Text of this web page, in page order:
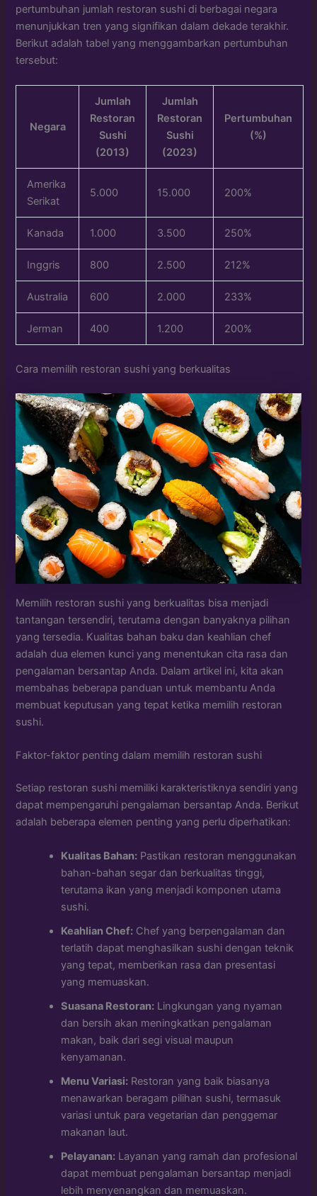
pertumbuhan jumlah restoran sushi di berbagai negara
menunjukkan tren yang signifikan dalam dekade terakhir.
Berikut adalah tabel yang menggambarkan pertumbuhan
tersebut:
Negara
Jumlah
Restoran
Sushi
(2013)
Jumlah
Restoran
Sushi
(2023)
Pertumbuhan
(%)
Amerika
Serikat
5.000 15.000 200%
Kanada 1.000 3.500 250%
Inggris 800 2.500 212%
Australia 600 2.000 233%
Jerman 400 1.200 200%
Cara memilih restoran sushi yang berkualitas
Memilih restoran sushi yang berkualitas bisa menjadi
tantangan tersendiri, terutama dengan banyaknya pilihan
yang tersedia. Kualitas bahan baku dan keahlian chef
adalah dua elemen kunci yang menentukan cita rasa dan
pengalaman bersantap Anda. Dalam artikel ini, kita akan
membahas beberapa panduan untuk membantu Anda
membuat keputusan yang tepat ketika memilih restoran
sushi.
Faktor-faktor penting dalam memilih restoran sushi
Setiap restoran sushi memiliki karakteristiknya sendiri yang
dapat mempengaruhi pengalaman bersantap Anda. Berikut
adalah beberapa elemen penting yang perlu diperhatikan:
Kualitas Bahan: Pastikan restoran menggunakan
bahan-bahan segar dan berkualitas tinggi,
terutama ikan yang menjadi komponen utama
sushi.
Keahlian Chef: Chef yang berpengalaman dan
terlatih dapat menghasilkan sushi dengan teknik
yang tepat, memberikan rasa dan presentasi
yang memuaskan.
Suasana Restoran: Lingkungan yang nyaman
dan bersih akan meningkatkan pengalaman
makan, baik dari segi visual maupun
kenyamanan.
Menu Variasi: Restoran yang baik biasanya
menawarkan beragam pilihan sushi, termasuk
variasi untuk para vegetarian dan penggemar
makanan laut.
Pelayanan: Layanan yang ramah dan profesional
dapat membuat pengalaman bersantap menjadi
lebih menyenangkan dan memuaskan.